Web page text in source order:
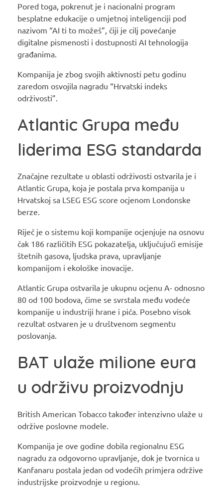
Pored toga, pokrenut je i nacionalni program
besplatne edukacije o umjetnoj inteligenciji pod
nazivom “AI ti to možeš”, čiji je cilj povećanje
digitalne pismenosti i dostupnosti AI tehnologija
građanima.
Kompanija je zbog svojih aktivnosti petu godinu
zaredom osvojila nagradu “Hrvatski indeks
održivosti”.
Atlantic Grupa među
liderima ESG standarda
Značajne rezultate u oblasti održivosti ostvarila je i
Atlantic Grupa, koja je postala prva kompanija u
Hrvatskoj sa LSEG ESG score ocjenom Londonske
berze.
Riječ je o sistemu koji kompanije ocjenjuje na osnovu
čak 186 različitih ESG pokazatelja, uključujući emisije
štetnih gasova, ljudska prava, upravljanje
kompanijom i ekološke inovacije.
Atlantic Grupa ostvarila je ukupnu ocjenu A- odnosno
80 od 100 bodova, čime se svrstala među vodeće
kompanije u industriji hrane i pića. Posebno visok
rezultat ostvaren je u društvenom segmentu
poslovanja.
BAT ulaže milione eura
u održivu proizvodnju
British American Tobacco također intenzivno ulaže u
održive poslovne modele.
Kompanija je ove godine dobila regionalnu ESG
nagradu za odgovorno upravljanje, dok je tvornica u
Kanfanaru postala jedan od vodećih primjera održive
industrijske proizvodnje u regionu.